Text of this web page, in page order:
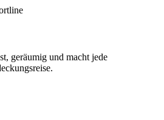
geräumig und macht jede